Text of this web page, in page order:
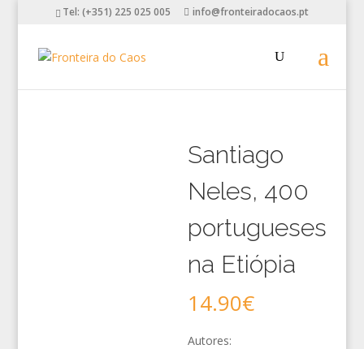
Tel: (+351) 225 025 005 info@fronteiradocaos.pt
Santiago
Neles, 400
portugueses
na Etiópia
14.90€
Autores: